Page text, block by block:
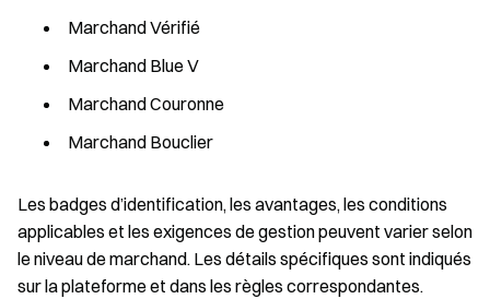
Marchand Vérifié
Marchand Blue V
Marchand Couronne
Marchand Bouclier
Les badges d’identification, les avantages, les conditions
applicables et les exigences de gestion peuvent varier selon
le niveau de marchand. Les détails spécifiques sont indiqués
sur la plateforme et dans les règles correspondantes.